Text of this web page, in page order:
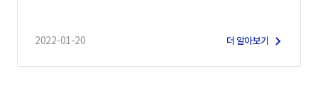
2022-01-20 더 알아보기